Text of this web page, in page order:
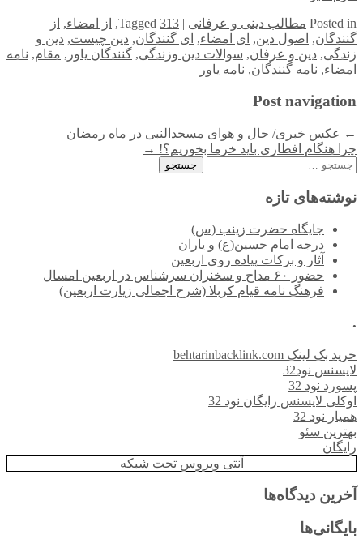
Posted in مطالب دینی و عرفانی |
Tagged 313
, از امضاء, از
گنندگان, اصول دین, ای امضاء, ای گنندگان, دین چیست, دین و
زندگی, دین و عرفان, سوالات دین وزندگی, گنندگان یاور , مقام, نامه
امضاء, نامه گنندگان, نامه یاور
Post navigation
← عکس خبری/ حال و هوای مسجدالنبی در ماه رمضان
چرا هنگام افطاری باید خرما بخوریم؟! →
جستجو
نوشته‌های تازه
جایگاه حضرت زینب (س)
درجه امام حسین(ع) و یاران
آثار و برکات پیاده روی اربعین
حضور ۶۰ مداح و سخنران سرشناس در اربعین امسال
فرهنگ نامه قیام کربلا (شرح اجمالی زیارت اربعین)
.
خرید بک لینک behtarinbacklink.com
لایسنس نود32
پسورد نود 32
اوکلی لایسنس رایگان نود 32
همیار نود 32
بهترین سئو
رایگان
آنتی ویروس تحت شبکه
آخرین دیدگاه‌ها
بایگانی‌ها